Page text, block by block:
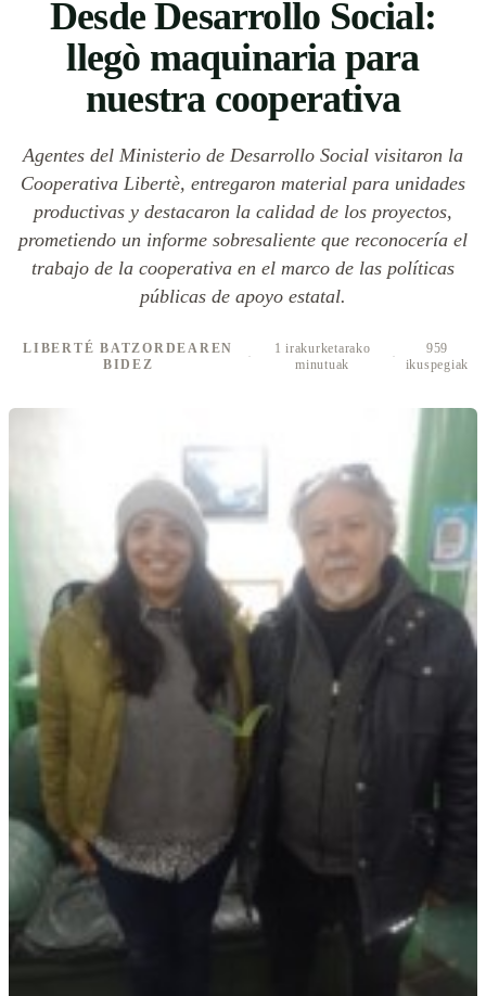
Desde Desarrollo Social:
llegò maquinaria para
nuestra cooperativa
Agentes del Ministerio de Desarrollo Social visitaron la
Cooperativa Libertè, entregaron material para unidades
productivas y destacaron la calidad de los proyectos,
prometiendo un informe sobresaliente que reconocería el
trabajo de la cooperativa en el marco de las políticas
públicas de apoyo estatal.
LIBERTÉ BATZORDEAREN
BIDEZ
·
1 irakurketarako
minutuak
·
959
ikuspegiak